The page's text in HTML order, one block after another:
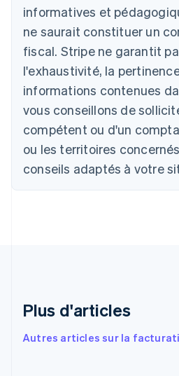
informatives et
ne saurait constituer un
fiscal. Stripe ne garantit
l'exhaustivité, la
informations contenues
vous conseillons de
compétent ou d'un
ou les territoires
conseils adaptés à votre
Plus d'articles
Autres articles sur la
English
Autriche
Deutsch English
Belgique
NederlandsFrançaisDeutsch
Brésil
Bulgarie
English
Canada
English Français
Chine continentale
Espagne
Estonie